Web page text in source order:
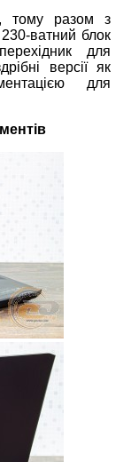
тому разом з
ватний блок
для
версії як
для